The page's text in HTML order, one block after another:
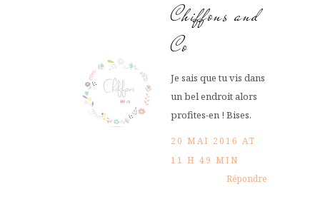
Chiffons and
Co
Je sais que tu vis dans
un bel endroit alors
profites-en ! Bises.
20 MAI 2016 AT
11 H 49 MIN
Répondre